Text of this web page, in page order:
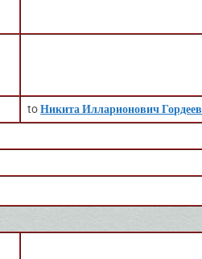
toНикита Илларионович Гордеев